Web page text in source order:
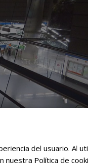
del usuario. Al
nuestra Política de